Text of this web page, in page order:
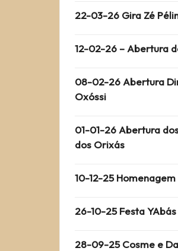
22-03-26 Gira Zé
12-02-26 – Abertura
08-02-26 Abertura
Oxóssi
01-01-26 Abertura
dos Orixás
10-12-25 Homenagem
26-10-25 Festa YAbás
28-09-25 Cosme e